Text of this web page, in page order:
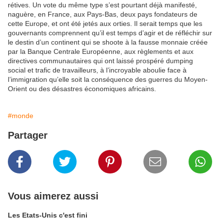
rétives. Un vote du même type s’est pourtant déjà manifesté,
naguère, en France, aux Pays-Bas, deux pays fondateurs de
cette Europe, et ont été jetés aux orties. Il serait temps que les
gouvernants comprennent qu’il est temps d’agir et de réfléchir sur
le destin d’un continent qui se shoote à la fausse monnaie créée
par la Banque Centrale Européenne, aux règlements et aux
directives communautaires qui ont laissé prospéré dumping
social et trafic de travailleurs, à l’incroyable aboulie face à
l’immigration qu’elle soit la conséquence des guerres du Moyen-
Orient ou des désastres économiques africains.
#monde
Partager
Vous aimerez aussi
Les Etats-Unis c'est fini